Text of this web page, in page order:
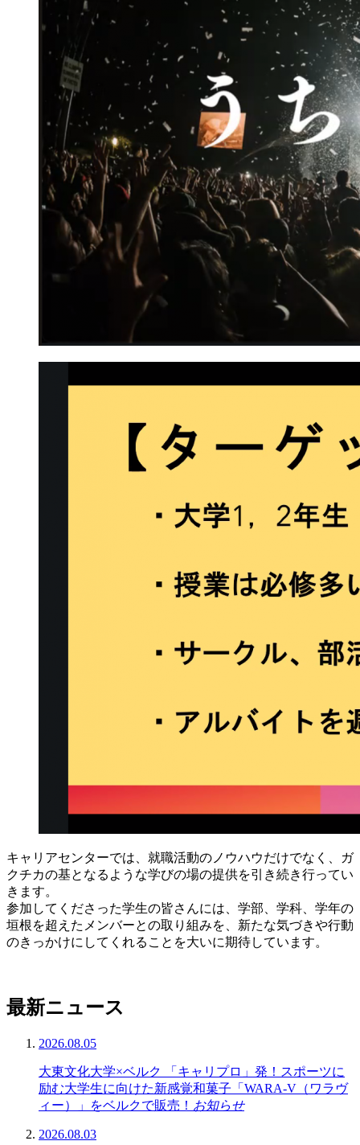
キャリアセンターでは、就職活動のノウハウだけでなく、ガ
クチカの基となるような学びの場の提供を引き続き行ってい
きます。
参加してくださった学生の皆さんには、学部、学科、学年の
垣根を超えたメンバーとの取り組みを、新たな気づきや行動
のきっかけにしてくれることを大いに期待しています。
最新ニュース
2026.08.05
大東文化大学×ベルク 「キャリプロ」発！スポーツに
励む大学生に向けた新感覚和菓子「WARA-V（ワラヴ
ィー）」をベルクで販売！ お知らせ
2026.08.03